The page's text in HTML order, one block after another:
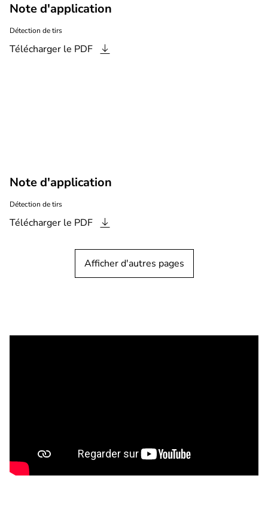
Note d'application
Détection de tirs
Télécharger le PDF
Note d'application
Détection de tirs
Télécharger le PDF
Afficher d'autres pages